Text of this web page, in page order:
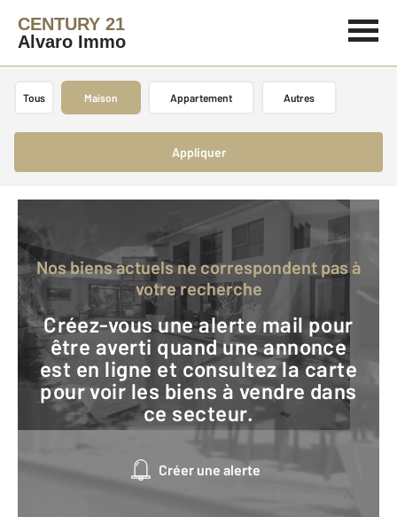
CENTURY 21
Alvaro Immo
Tous Maison Appartement Autres
Appliquer
Nos biens actuels ne correspondent pas à
votre recherche
Créez-vous une alerte mail pour
être averti quand une annonce
est en ligne et consultez la carte
pour voir les biens à vendre dans
ce secteur.
Créer une alerte